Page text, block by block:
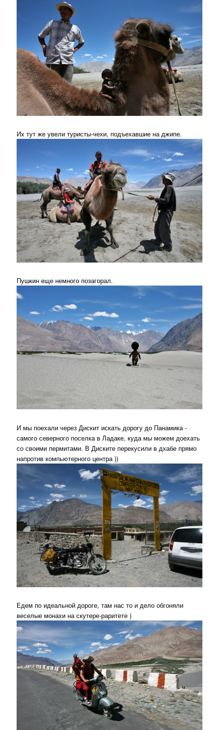
Их тут же увели туристы-чехи, подъехавшие на джипе.
Пушкин еще немного позагорал.
И мы поехали через Дискит искать дорогу до Панамика -
самого северного поселка в Ладаке, куда мы можем доехать
со своими пермитами. В Диските перекусили в дхабе прямо
напротив компьютерного центра ))
Едем по идеальной дороге, там нас то и дело обгоняли
веселые монахи на скутере-раритете )